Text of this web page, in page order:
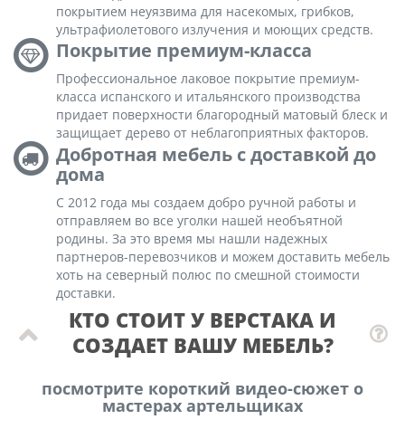
покрытием неуязвима для насекомых, грибков,
ультрафиолетового излучения и моющих средств.
Покрытие премиум-класса
Профессиональное лаковое покрытие премиум-
класса испанского и итальянского производства
придает поверхности благородный матовый блеск и
защищает дерево от неблагоприятных факторов.
Добротная мебель с доставкой до
дома
С 2012 года мы создаем добро ручной работы и
отправляем во все уголки нашей необъятной
родины. За это время мы нашли надежных
партнеров-перевозчиков и можем доставить мебель
хоть на северный полюс по смешной стоимости
доставки.
КТО СТОИТ У ВЕРСТАКА И
СОЗДАЕТ ВАШУ МЕБЕЛЬ?
посмотрите короткий видео-сюжет о
мастерах артельщиках